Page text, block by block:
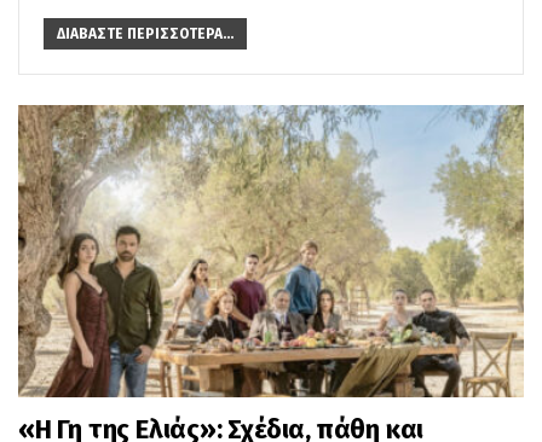
ΔΙΑΒΆΣΤΕ ΠΕΡΙΣΣΌΤΕΡΑ...
«Η Γη της Ελιάς»: Σχέδια, πάθη και